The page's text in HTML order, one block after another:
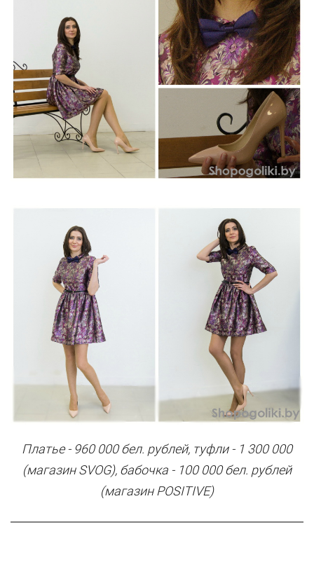
Платье - 960 000 бел. рублей, туфли - 1 300 000
(магазин SVOG), бабочка - 100 000 бел. рублей
(магазин POSITIVE)